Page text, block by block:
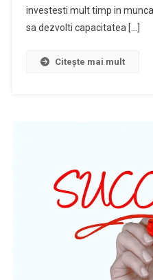
investesti mult timp in
sa dezvolti capacitatea […]
Citește mai mult